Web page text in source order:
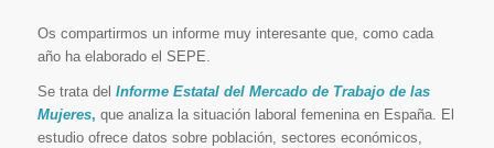
Os compartirmos un informe muy interesante que, como cada
año ha elaborado el SEPE.
Se trata del Informe Estatal del Mercado de Trabajo de las
Mujeres, que analiza la situación laboral femenina en España. El
estudio ofrece datos sobre población, sectores económicos,